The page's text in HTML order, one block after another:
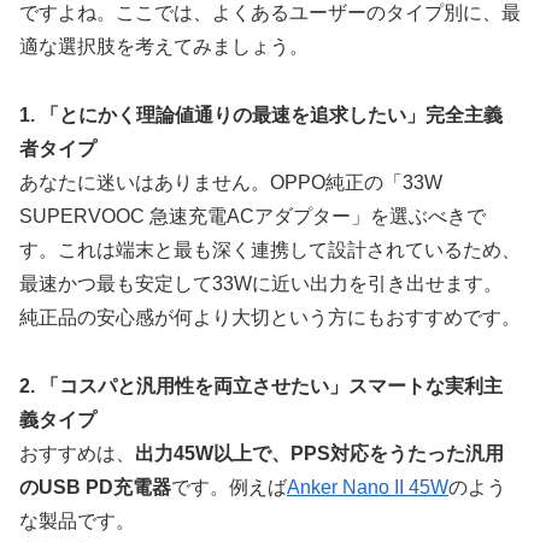
ですよね。ここでは、よくあるユーザーのタイプ別に、最
適な選択肢を考えてみましょう。
1. 「とにかく理論値通りの最速を追求したい」完全主義
者タイプ
あなたに迷いはありません。OPPO純正の「33W
SUPERVOOC 急速充電ACアダプター」を選ぶべきで
す。これは端末と最も深く連携して設計されているため、
最速かつ最も安定して33Wに近い出力を引き出せます。
純正品の安心感が何より大切という方にもおすすめです。
2. 「コスパと汎用性を両立させたい」スマートな実利主
義タイプ
おすすめは、 出力45W以上で、PPS対応をうたった汎用
のUSB PD充電器です。例えばAnker Nano II 45Wのよう
な製品です。